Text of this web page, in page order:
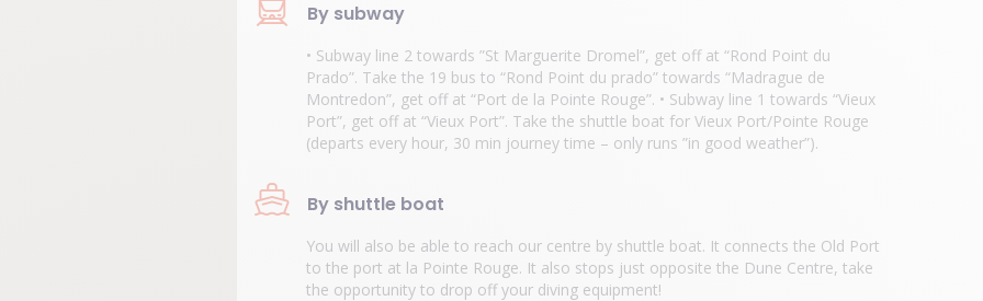
By subway
• Subway line 2 towards ”St Marguerite Dromel”, get off at “Rond Point du
Prado”. Take the 19 bus to “Rond Point du prado” towards “Madrague de
Montredon”, get off at “Port de la Pointe Rouge”. • Subway line 1 towards “Vieux
Port”, get off at “Vieux Port”. Take the shuttle boat for Vieux Port/Pointe Rouge
(departs every hour, 30 min journey time – only runs ”in good weather”).
By shuttle boat
You will also be able to reach our centre by shuttle boat. It connects the Old Port
to the port at la Pointe Rouge. It also stops just opposite the Dune Centre, take
the opportunity to drop off your diving equipment!